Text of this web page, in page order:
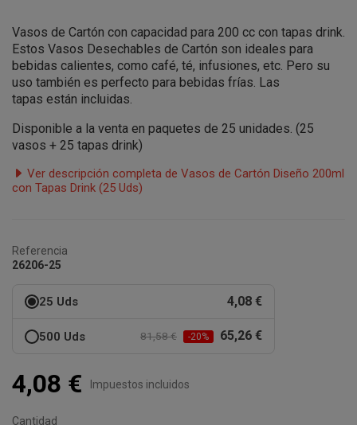
Vasos de Cartón con capacidad para 200 cc con tapas drink.
Estos Vasos Desechables de Cartón son ideales para
bebidas calientes, como café, té, infusiones, etc. Pero su
uso también es perfecto para bebidas frías. Las
tapas están incluidas.
Disponible a la venta en paquetes de 25 unidades. (25
vasos + 25 tapas drink)
Ver descripción completa de Vasos de Cartón Diseño 200ml
con Tapas Drink (25 Uds)
Referencia
26206-25
25 Uds 4,08 €
500 Uds 81,58 € -20% 65,26 €
4,08 € Impuestos incluidos
Cantidad